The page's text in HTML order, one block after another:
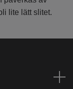
lite lätt slitet.